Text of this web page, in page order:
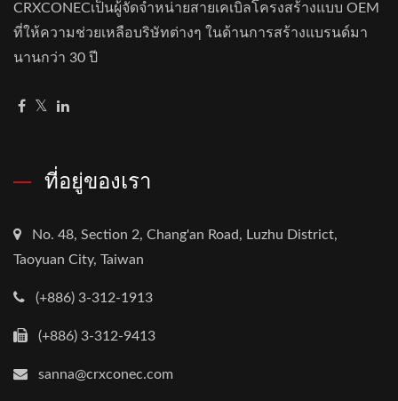
CRXCONECเป็นผู้จัดจำหน่ายสายเคเบิลโครงสร้างแบบ OEM
ที่ให้ความช่วยเหลือบริษัทต่างๆ ในด้านการสร้างแบรนด์มา
นานกว่า 30 ปี
ที่อยู่ของเรา
No. 48, Section 2, Chang'an Road, Luzhu District,
Taoyuan City, Taiwan
(+886) 3-312-1913
(+886) 3-312-9413
sanna@crxconec.com